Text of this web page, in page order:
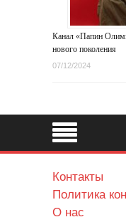
Канал «Папин
нового поколения
07/12/2024
Контакты
Политика
О нас